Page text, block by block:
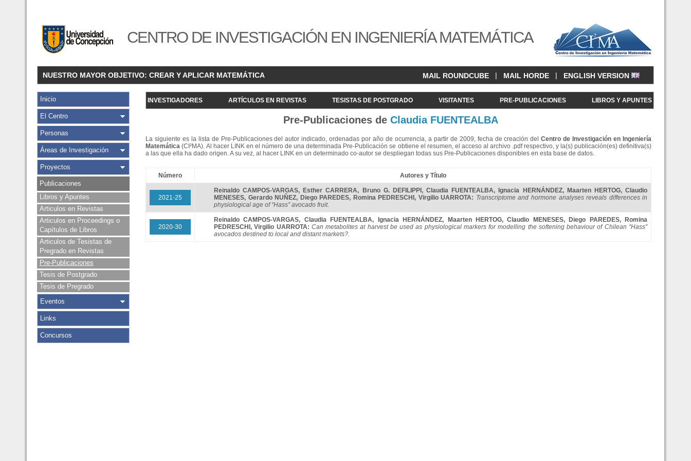
CENTRO DE INVESTIGACIÓN EN INGENIERÍA MATEMÁTICA
NUESTRO MAYOR OBJETIVO: CREAR Y APLICAR MATEMÁTICA MAIL ROUNDCUBE | MAIL HORDE | ENGLISH VERSION
Inicio
El Centro
Personas
Áreas de Investigación
Proyectos
Publicaciones
Libros y Apuntes
Articulos en Revistas
Articulos en Proceedings o
Capítulos de Libros
Articulos de Tesistas de
Pregrado en Revistas
Pre-Publicaciones
Tesis de Postgrado
Tesis de Pregrado
Eventos
Links
Concursos
INVESTIGADORES ARTÍCULOS EN REVISTAS TESISTAS DE POSTGRADO VISITANTES PRE-PUBLICACIONES LIBROS Y APUNTES
Pre-Publicaciones de Claudia FUENTEALBA
La siguiente es la lista de Pre-Publicaciones del autor indicado, ordenadas por año de ocurrencia, a partir de 2009, fecha de creación delCentro de Investigación en Ingeniería
Matemática (CI²MA). Al hacer LINK en el número de una determinada Pre-Publicación se obtiene el resumen, el acceso al archivo .pdf respectivo, y la(s) publicación(es) definitiva(s)
a las que ella ha dado origen. A su vez, al hacer LINK en un determinado co-autor se despliegan todas sus Pre-Publicaciones disponibles en esta base de datos.
Número Autores y Título
2021-25
Reinaldo CAMPOS-VARGAS, Esther CARRERA, Bruno G. DEFILIPPI ,Claudia FUENTEALBA, Ignacia HERNÁNDEZ, Maarten HERTOG,Claudio
MENESES, Gerardo NUÑEZ, Diego PAREDES, Romina PEDRESCHI , Virgilio UARROTA: Transcriptome and hormone analyses reveals differences in
physiological age of “Hass” avocado fruit.
2020-30
Reinaldo CAMPOS-VARGAS, Claudia FUENTEALBA, Ignacia HERNÁNDEZ, Maarten HERTOG,Claudio MENESES, Diego PAREDES,
Romina
PEDRESCHI ,Virgilio UARROTA: Can metabolites at harvest be used as physiological markers for modelling the softening behaviour of Chilean “Hass”
avocados destined to local and distant markets?.